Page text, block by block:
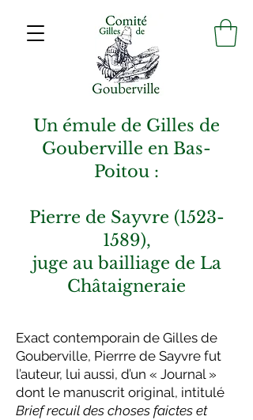
Un émule de Gilles de
Gouberville en Bas-
Poitou :
Pierre de Sayvre (1523-
1589),
juge au bailliage de La
Châtaigneraie
Exact contemporain de Gilles de
Gouberville, Pierrre de Sayvre fut
l’auteur, lui aussi, d’un « Journal »
dont le manuscrit original, intitulé
Brief recuil des choses faictes et